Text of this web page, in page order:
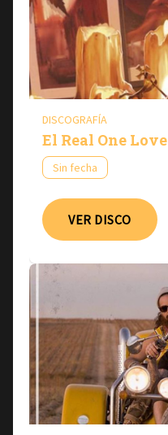
DISCOGRAFÍA
El Real One Love
Sin fecha
VER DISCO